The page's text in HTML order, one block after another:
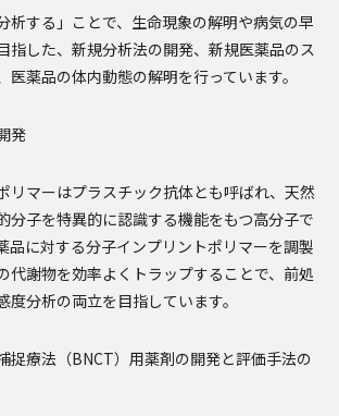
析する」ことで、生命現象の解明や病気の早
指した、新規分析法の開発、新規医薬品のス
医薬品の体内動態の解明を行っています。
発
リマーはプラスチック抗体とも呼ばれ、天然
分子を特異的に認識する機能をもつ高分子で
品に対する分子インプリントポリマーを調製
代謝物を効率よくトラップすることで、前処
度分析の両立を目指しています。
捉療法（BNCT）用薬剤の開発と評価手法の